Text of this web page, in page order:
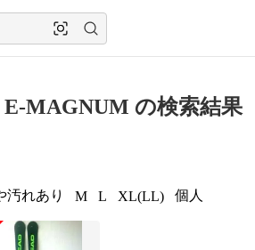
E-MAGNUM の検索結果
汚れあり M L XL(LL) 個人